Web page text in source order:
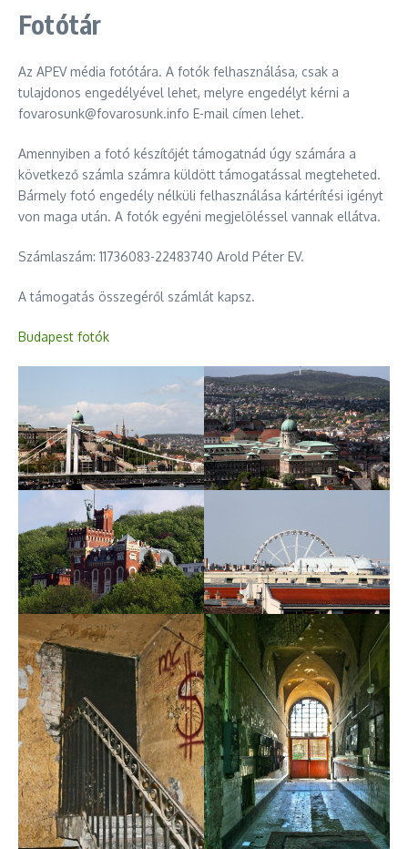
Fotótár
Az APEV média fotótára. A fotók felhasználása, csak a
tulajdonos engedélyével lehet, melyre engedélyt kérni a
fovarosunk@fovarosunk.info E-mail címen lehet.
Amennyiben a fotó készítőjét támogatnád úgy számára a
következő számla számra küldött támogatással megteheted.
Bármely fotó engedély nélküli felhasználása kártérítési igényt
von maga után. A fotók egyéni megjelöléssel vannak ellátva.
Számlaszám: 11736083-22483740 Arold Péter EV.
A támogatás összegéről számlát kapsz.
Budapest fotók